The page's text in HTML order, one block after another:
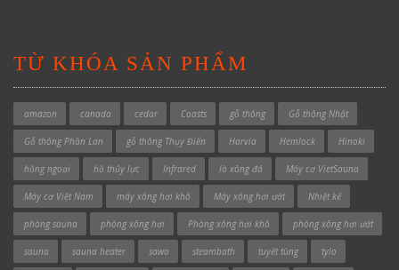
TỪ KHÓA SẢN PHẨM
amazon canada cedar Coasts gỗ thông Gỗ thông Nhật
Gỗ thông Phần Lan gỗ thông Thụy Điển Harvia Hemlock Hinoki
hồng ngoại hồ thủy lực Infrared lò xông đá Máy cơ VietSauna
Máy cơ Việt Nam máy xông hơi khô Máy xông hơi ướt Nhiệt kế
phòng sauna phòng xông hơi Phòng xông hơi khô phòng xông hơi ướt
sauna sauna heater sawo steambath tuyết tùng tylo